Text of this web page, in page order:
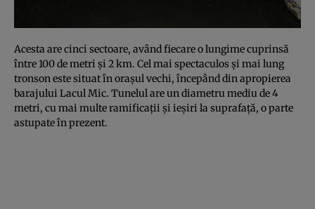
Acesta are cinci sectoare, având fiecare o lungime cuprinsă
între 100 de metri şi 2 km. Cel mai spectaculos şi mai lung
tronson este situat în oraşul vechi, începând din apropierea
barajului Lacul Mic. Tunelul are un diametru mediu de 4
metri, cu mai multe ramificaţii şi ieşiri la suprafaţă, o parte
astupate în prezent.